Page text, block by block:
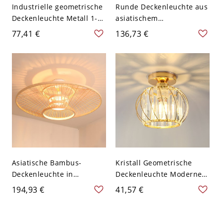
Industrielle geometrische
Deckenleuchte Metall 1-
Licht-Deckenmontage-
Lampe in Schwarz - 110V-
120V Latern
77,41 €
Runde Deckenleuchte aus
asiatischem
Bambusgeflecht für
Esszimmer - 110V-120V
Latern 49,53 cm
136,73 €
Asiatische Bambus-
Deckenleuchte in
Laternenform für
Schlafzimmer - 110V-120V
194,93 €
Kristall Geometrische
Deckenleuchte Moderner
Stil 1 Licht Flush Licht
Fixtures - Golden 110V-
41,57 €